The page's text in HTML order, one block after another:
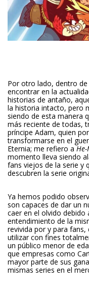
Por otro lado, dentro
encontrar en la
historias de antaño,
la historia intacto, pero
siendo de esta manera
más reciente de todas,
príncipe Adam, quien
transformarse en el
Eternia; me refiero a
momento lleva siendo
fans viejos de la serie y
descubren la serie
Ya hemos podido
son capaces de dar un
caer en el olvido debido
entendimiento de la
revivida por y para
utilizar con fines
un público menor de
que empresas como
mayor parte de sus
mismas series en el